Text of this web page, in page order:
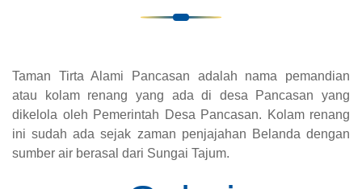
Taman Tirta Alami Pancasan adalah nama pemandian
atau kolam renang yang ada di desa Pancasan yang
dikelola oleh Pemerintah Desa Pancasan. Kolam renang
ini sudah ada sejak zaman penjajahan Belanda dengan
sumber air berasal dari Sungai Tajum.